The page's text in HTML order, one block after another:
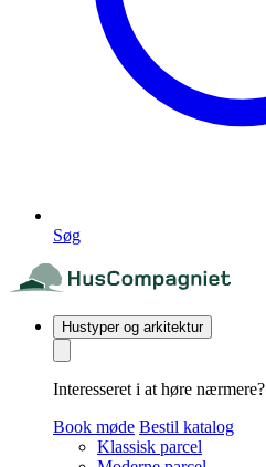
Søg
Hustyper og arkitektur
Interesseret i at høre nærmere?
Book møde Bestil katalog
Klassisk parcel